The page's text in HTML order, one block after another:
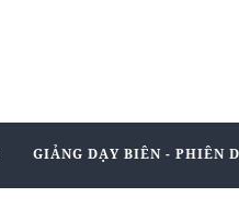
GIẢNG DẠY BIÊN - PHIÊN